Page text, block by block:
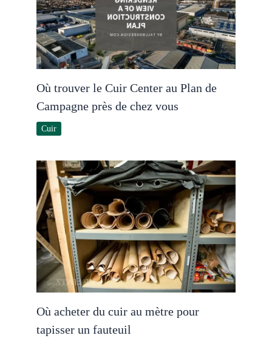
Où trouver le Cuir Center au Plan de
Campagne près de chez vous
Cuir
Où acheter du cuir au mètre pour
tapisser un fauteuil